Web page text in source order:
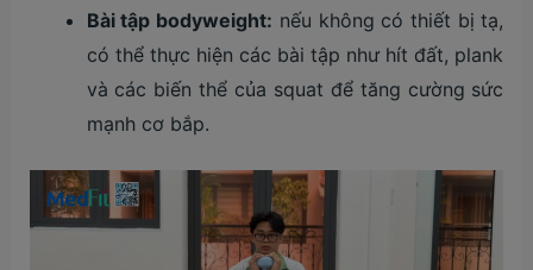
Bài tập bodyweight: nếu không có thiết bị tạ,
có thể thực hiện các bài tập như hít đất, plank
và các biến thể của squat để tăng cường sức
mạnh cơ bắp.